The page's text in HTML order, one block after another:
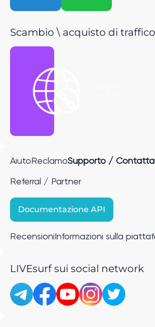
Scambio \ acquisto di traffico
Aiuto ReclamoSupporto /
Referral / Partner
Documentazione API
Recensioni Informazioni sulla
LIVEsurf sui social network